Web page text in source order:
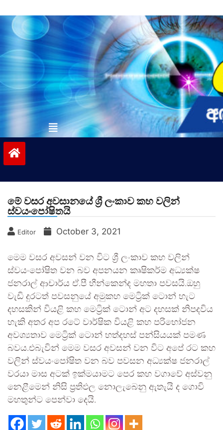
to
contentvinivida.lk
මේ වසර අවසානයේ ශ්‍රී ලංකාව කහ වලින්
ස්වයංපෝෂිතයි
Editor October 3, 2021
මෙම වසර අවසන් වන විට ශ්‍රී ලංකාව කහ වලින්
ස්වයංපෝෂිත වන බව අපනයන කෘෂිකර්ම අධ්‍යක්ෂ
ජනරාල් ආචාර්ය ඒ.පී හීන්කෙන්ද මහතා පවසයි.ඔහු
වැඩි දුරටත් පවසනුයේ අමුකහ මෙට්‍රික් ටොන් හැට
දහසකින් වි‍යළි කහ මෙට්‍රික් ටොන් අට දහසක් නිපදවිය
හැකි අතර අප රටේ වාර්ෂික වියළි කහ පරිභෝජන
අවශ්‍යතාව මෙට්‍රික් ටොන් හත්දහස් පන්සියයක් පමණ
බවය.එබැවින් මෙම වසර අවසන් වන විට අපේ රට කහ
වලින් ස්වයංපෝෂිත වන බව පවසන අධ්‍යක්ෂ ජනරාල්
වරයා මාස අටක් ඉක්මයාමට පෙර කහ වගාවේ අස්වනු
නෙළීමෙන් නිසි ප්‍රතිඵල නොලැබෙනු ඇතැයි ද ගොවි
මහතුන්ට පෙන්වා දෙයි.